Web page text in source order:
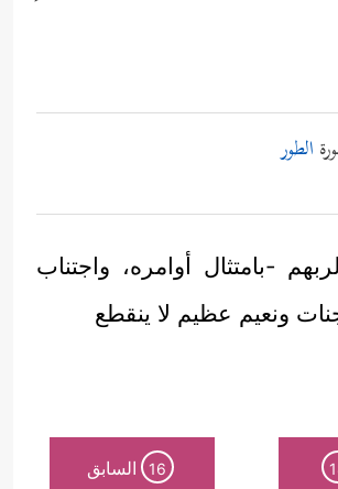
الطور
-بامتثال أوامره، واجتناب
ونعيم عظيم لا ينقطع
16 السابق